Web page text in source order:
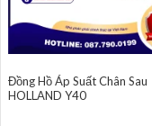
Đồng Hồ Áp Suất Chân Sau
HOLLAND Y40